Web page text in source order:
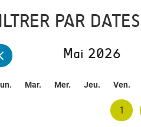
PAR DATES
Mai 2026
Mar. Mer. Jeu. Ven.
1